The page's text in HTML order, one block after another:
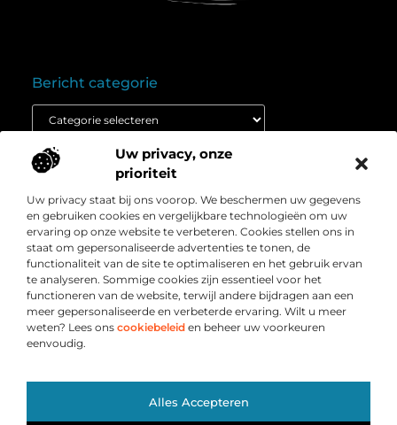
Uw privacy, onze
prioriteit
Uw privacy staat bij ons voorop. We beschermen uw gegevens
en gebruiken cookies en vergelijkbare technologieën om uw
ervaring op onze website te verbeteren. Cookies stellen ons in
staat om gepersonaliseerde advertenties te tonen, de
functionaliteit van de site te optimaliseren en het gebruik ervan
te analyseren. Sommige cookies zijn essentieel voor het
functioneren van de website, terwijl andere bijdragen aan een
meer gepersonaliseerde en verbeterde ervaring. Wilt u meer
weten? Lees ons cookiebeleid en beheer uw voorkeuren
eenvoudig.
Alles Accepteren
Over
Bedrijf
” Het platform voor slimme inzichten en
conversieboosts “
Duik in waardevolle content, praktische strategieën en
inspirerende cases die jouw webshop naar een hoger
niveau tillen. Welkom bij Webshop-conversie.nl – jouw
bron voor resultaatgerichte kennis en online groei.
Onze informatie
Bericht categorie